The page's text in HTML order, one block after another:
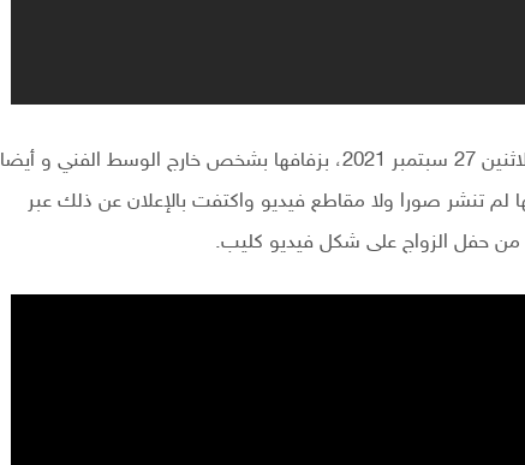
ويذكر ان الفنانة التونسية منال عمارة، قد احتفلت الاثنين 27 سبتمبر 2021، بزفافها بشخص خارج الوسط الفني و أيضا
تنشر صورا ولا مقاطع فيديو واكتفت بالإعلان عن ذلك عبر
من حفل الزواج على شكل فيديو كليب.